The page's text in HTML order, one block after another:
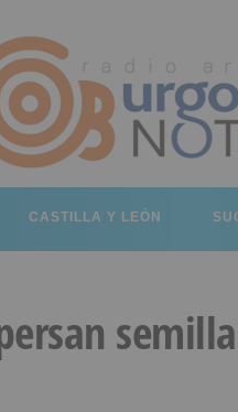
CASTILLA Y LEÓN